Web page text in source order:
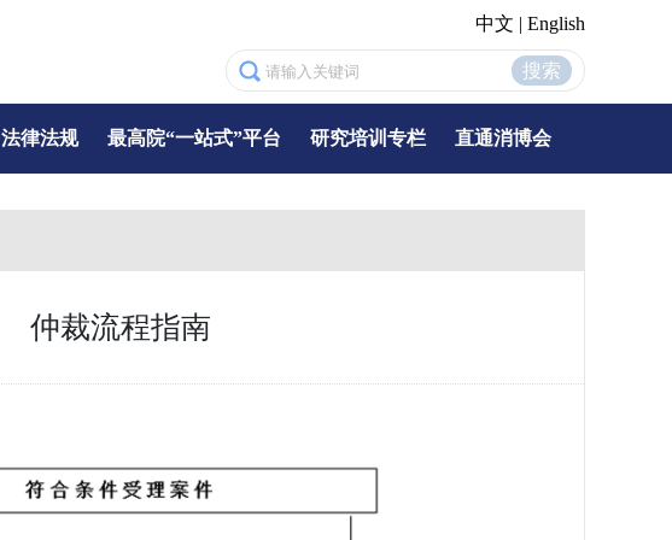
中文 | English
搜索
法律法规 最高院“一站式”平台 研究培训专栏 直通消博会
仲裁流程指南